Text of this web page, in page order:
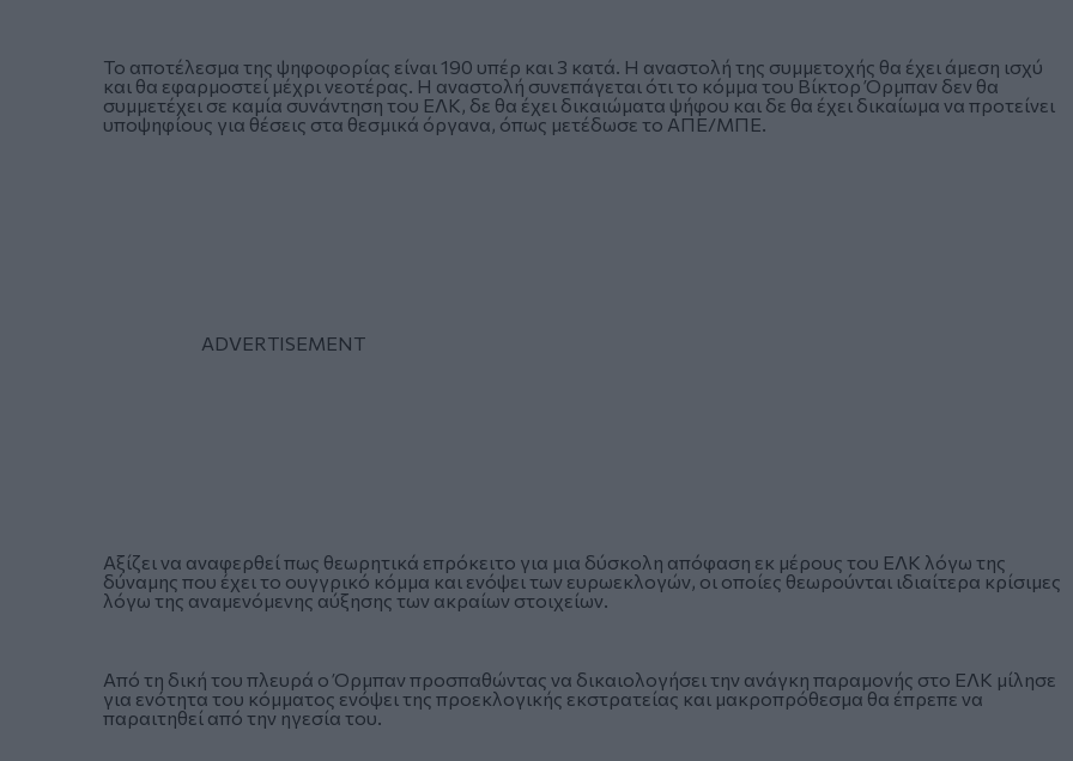
Το αποτέλεσμα της ψηφοφορίας είναι 190 υπέρ και 3 κατά. Η αναστολή της συμμετοχής θα έχει άμεση ισχύ
και θα εφαρμοστεί μέχρι νεοτέρας. Η αναστολή συνεπάγεται ότι το κόμμα του Βίκτορ Όρμπαν δεν θα
συμμετέχει σε καμία συνάντηση του ΕΛΚ, δε θα έχει δικαιώματα ψήφου και δε θα έχει δικαίωμα να προτείνει
υποψηφίους για θέσεις στα θεσμικά όργανα, όπως μετέδωσε το ΑΠΕ/ΜΠΕ.
Αξίζει να αναφερθεί πως θεωρητικά επρόκειτο για μια δύσκολη απόφαση εκ μέρους του ΕΛΚ λόγω της
δύναμης που έχει το ουγγρικό κόμμα και ενόψει των ευρωεκλογών, οι οποίες θεωρούνται ιδιαίτερα κρίσιμες
λόγω της αναμενόμενης αύξησης των ακραίων στοιχείων.
Από τη δική του πλευρά ο Όρμπαν προσπαθώντας να δικαιολογήσει την ανάγκη παραμονής στο ΕΛΚ μίλησε
για ενότητα του κόμματος ενόψει της προεκλογικής εκστρατείας και μακροπρόθεσμα θα έπρεπε να
παραιτηθεί από την ηγεσία του.